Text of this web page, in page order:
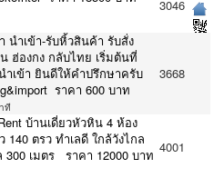
3046
นำเข้า-รับหิ้วสินค้า รับสั่ง
ฮ่องกง กลับไทย เริ่มต้นที่
ำเข้า ยินดีให้คำปรึกษาครับ
ราคา 600 บาท
ที
3668
บ้านเดี่ยวหัวหิน 4 ห้อง
ตรว ทำเลดี ใกล้วังไกล
300 เมตร ราคา 12000 บาท 4001